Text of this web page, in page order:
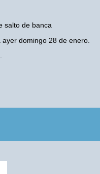
salto de banca
domingo 28 de enero.